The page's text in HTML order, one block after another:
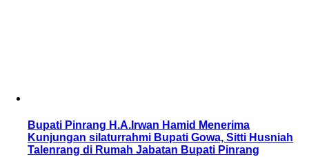
Bupati Pinrang H.A.Irwan Hamid Menerima
Kunjungan silaturrahmi Bupati Gowa, Sitti Husniah
Talenrang di Rumah Jabatan Bupati Pinrang